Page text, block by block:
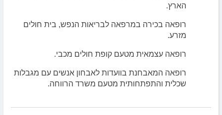
הארץ.
רופאה בכירה במרפאה לבריאות הנפש, בית חולים
מזרע.
רופאה עצמאית מטעם קופת חולים מכבי.
רופאה המאבחנת בוועדות לאבחון אנשים עם מגבלות
שכלית והתפתחותית מטעם משרד הרווחה.